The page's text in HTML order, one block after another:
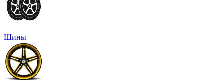
Шины